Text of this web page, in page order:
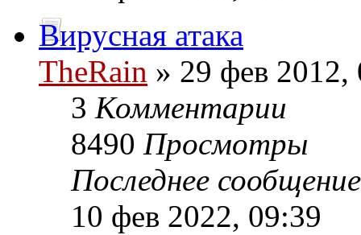
Вирусная атака
TheRain » 29 фев 2012,
3 Комментарии
8490 Просмотры
Последнее
10 фев 2022, 09:39